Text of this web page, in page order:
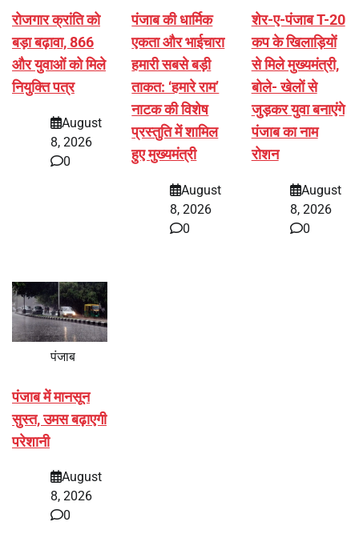
रोजगार क्रांति को
बड़ा बढ़ावा, 866
और युवाओं को मिले
नियुक्ति पत्र
August
8, 2026
0
पंजाब की धार्मिक
एकता और भाईचारा
हमारी सबसे बड़ी
ताकत: ‘हमारे राम’
नाटक की विशेष
प्रस्तुति में शामिल
हुए मुख्यमंत्री
August
8, 2026
0
शेर-ए-पंजाब T-20
कप के खिलाड़ियों
से मिले मुख्यमंत्री,
बोले- खेलों से
जुड़कर युवा बनाएंगे
पंजाब का नाम
रोशन
August
8, 2026
0
पंजाब
पंजाब में मानसून
सुस्त, उमस बढ़ाएगी
परेशानी
August
8, 2026
0